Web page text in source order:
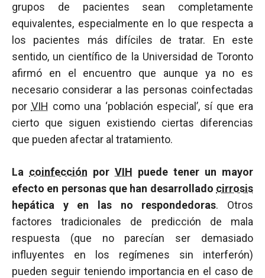
grupos de pacientes sean completamente
equivalentes, especialmente en lo que respecta a
los pacientes más difíciles de tratar. En este
sentido, un científico de la Universidad de Toronto
afirmó en el encuentro que aunque ya no es
necesario considerar a las personas coinfectadas
por VIH como una ‘población especial’, sí que era
cierto que siguen existiendo ciertas diferencias
que pueden afectar al tratamiento.
La coinfección por VIH puede tener un mayor
efecto en personas que han desarrollado cirrosis
hepática y en las no respondedoras. Otros
factores tradicionales de predicción de mala
respuesta (que no parecían ser demasiado
influyentes en los regímenes sin interferón)
pueden seguir teniendo importancia en el caso de